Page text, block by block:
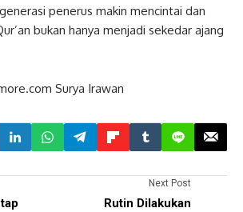
penerus makin mencintai dan
bukan hanya menjadi sekedar ajang
Surya Irawan
Next Post
Rutin Dilakukan